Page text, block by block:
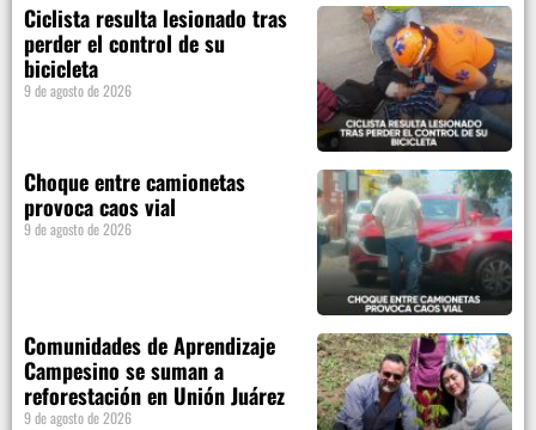
Ciclista resulta lesionado tras
perder el control de su
bicicleta
9 de agosto de 2026
Choque entre camionetas
provoca caos vial
9 de agosto de 2026
Comunidades de Aprendizaje
Campesino se suman a
reforestación en Unión Juárez
9 de agosto de 2026